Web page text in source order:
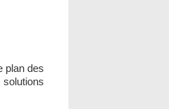
plan des
solutions